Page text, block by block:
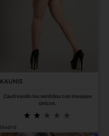
KAUNIS
Cautivando los sentidos con masajes
únicos.
Madrid